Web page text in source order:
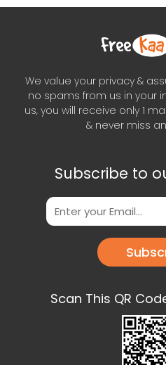
We value your privacy &
no spams from us in your
us, you will receive only 1
& never miss
Subscribe to
Scan This QR